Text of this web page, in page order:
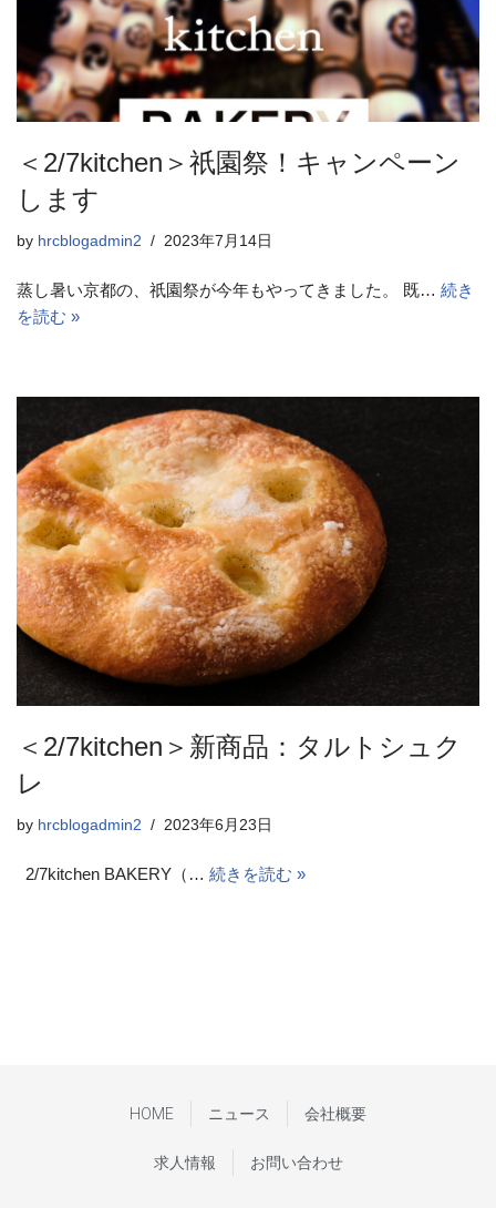
＜2/7kitchen＞祇園祭！キャンペーン
します
by hrcblogadmin2 2023年7月14日
蒸し暑い京都の、祇園祭が今年もやってきました。 既… 続き
を読む »
＜2/7kitchen＞新商品：タルトシュク
レ
by hrcblogadmin2 2023年6月23日
2/7kitchen BAKERY（… 続きを読む »
HOME ニュース 会社概要
求人情報 お問い合わせ